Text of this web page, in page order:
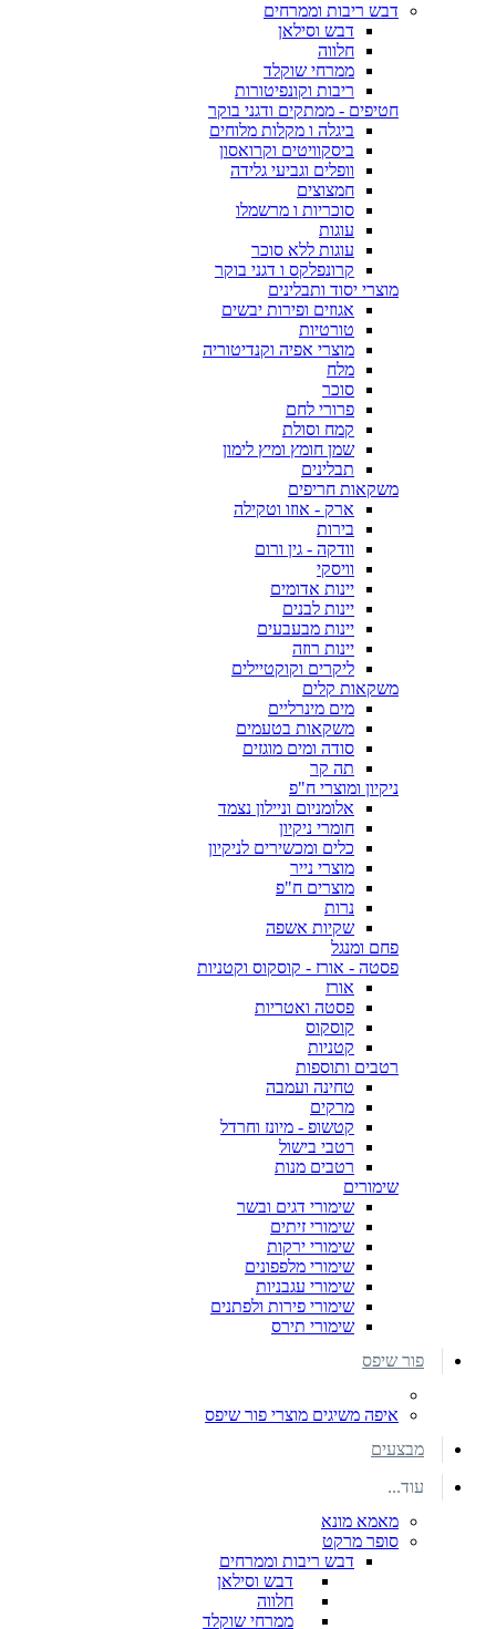
דבש ריבות וממרחים
דבש וסילאן
חלווה
ממרחי שוקלד
ריבות וקונפיטורות
חטיפים - ממתקים ודגני בוקר
ביגלה ו מקלות מלוחים
ביסקוויטים וקרואסון
וופלים וגביעי גלידה
חמצוצים
סוכריות ו מרשמלו
עוגות
עוגות ללא סוכר
קרונפלקס ו דגני בוקר
מוצרי יסוד ותבלינים
אגוזים ופירות יבשים
טורטיות
מוצרי אפיה וקנדיטוריה
מלח
סוכר
פרורי לחם
קמח וסולת
שמן חומץ ומיץ לימון
תבלינים
משקאות חריפים
ארק - אוזו וטקילה
בירות
וודקה - גין ורום
וויסקי
יינות אדומים
יינות לבנים
יינות מבעבעים
יינות רוזה
ליקרים וקוקטיילים
משקאות קלים
מים מינרליים
משקאות בטעמים
סודה ומים מוגזים
תה קר
ניקיון ומוצרי ח"פ
אלומניום וניילון נצמד
חומרי ניקיון
כלים ומכשירים לניקיון
מוצרי נייר
מוצרים ח"פ
נרות
שקיות אשפה
פחם ומנגל
פסטה - אורז - קוסקוס וקטניות
אורז
פסטה ואטריות
קוסקוס
קטניות
רטבים ותוספות
טחינה ועמבה
מרקים
קטשופ - מיונז וחרדל
רטבי בישול
רטבים מנות
שימורים
שימורי דגים ובשר
שימורי זיתים
שימורי ירקות
שימורי מלפפונים
שימורי עגבניות
שימורי פירות ולפתנים
שימורי תירס
פור שיפס
איפה משיגים מוצרי פור שיפס
מבצעים
עוד...
מאמא מונא
סופר מרקט
דבש ריבות וממרחים
דבש וסילאן
חלווה
ממרחי שוקלד